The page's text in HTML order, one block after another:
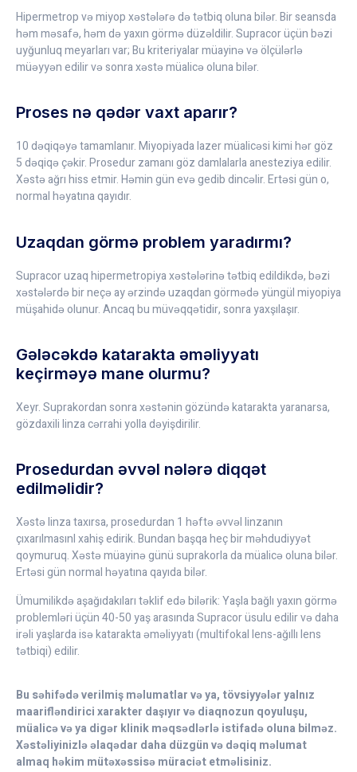
Hipermetrop və miyop xəstələrə də tətbiq oluna bilər. Bir seansda
həm məsafə, həm də yaxın görmə düzəldilir. Supracor üçün bəzi
uyğunluq meyarları var; Bu kriteriyalar müayinə və ölçülərlə
müəyyən edilir və sonra xəstə müalicə oluna bilər.
Proses nə qədər vaxt aparır?
10 dəqiqəyə tamamlanır. Miyopiyada lazer müalicəsi kimi hər göz
5 dəqiqə çəkir. Prosedur zamanı göz damlalarla anesteziya edilir.
Xəstə ağrı hiss etmir. Həmin gün evə gedib dincəlir. Ertəsi gün o,
normal həyatına qayıdır.
Uzaqdan görmə problem yaradırmı?
Supracor uzaq hipermetropiya xəstələrinə tətbiq edildikdə, bəzi
xəstələrdə bir neçə ay ərzində uzaqdan görmədə yüngül miyopiya
müşahidə olunur. Ancaq bu müvəqqətidir, sonra yaxşılaşır.
Gələcəkdə katarakta əməliyyatı
keçirməyə mane olurmu?
Xeyr. Suprakordan sonra xəstənin gözündə katarakta yaranarsa,
gözdaxili linza cərrahi yolla dəyişdirilir.
Prosedurdan əvvəl nələrə diqqət
edilməlidir?
Xəstə linza taxırsa, prosedurdan 1 həftə əvvəl linzanın
çıxarılmasınl xahiş edirik. Bundan başqa heç bir məhdudiyyət
qoymuruq. Xəstə müayinə günü suprakorla da müalicə oluna bilər.
Ertəsi gün normal həyatına qayıda bilər.
Ümumilikdə aşağıdakıları təklif edə bilərik: Yaşla bağlı yaxın görmə
problemləri üçün 40-50 yaş arasında Supracor üsulu edilir və daha
irəli yaşlarda isə katarakta əməliyyatı (multifokal lens-ağıllı lens
tətbiqi) edilir.
Bu səhifədə verilmiş məlumatlar və ya, tövsiyyələr yalnız
maarifləndirici xarakter daşıyır və diaqnozun qoyuluşu,
müalicə və ya digər klinik məqsədlərlə istifadə oluna bilməz.
Xəstəliyinizlə əlaqədar daha düzgün və dəqiq məlumat
almaq həkim mütəxəssisə müraciət etməlisiniz.